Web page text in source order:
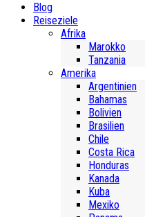
Blog
Reiseziele
Afrika
Marokko
Tanzania
Amerika
Argentinien
Bahamas
Bolivien
Brasilien
Chile
Costa Rica
Honduras
Kanada
Kuba
Mexiko